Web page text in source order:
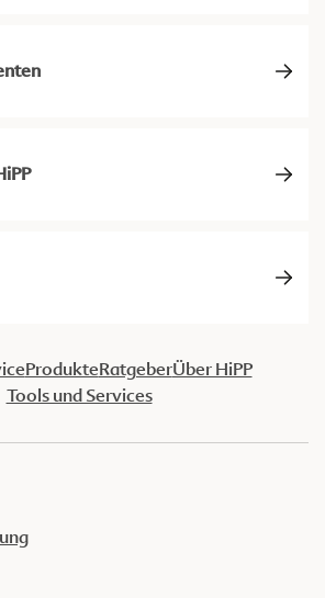
ProdukteRatgeberÜber HiPP
Tools und Services